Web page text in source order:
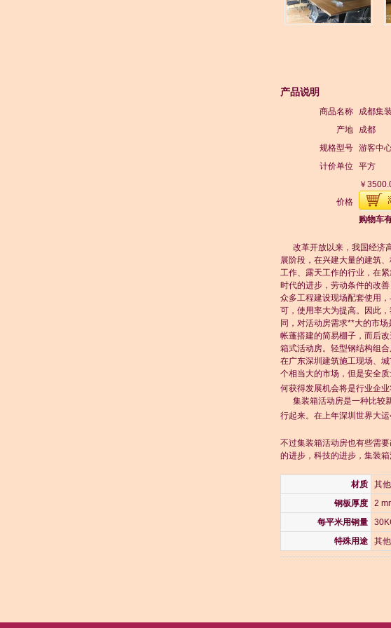
产品说明
商品名称
成都集
产地
成都
规格型号 游客中
计价单位
平方
价格
￥
购物车
改革开放以来，我国经济
展阶段，在兴建大量的建筑
工作、露天工作的行业，在
时代的进步，劳动条件的改
众多工程建设现场配套使用
可，使用率大为提高。因此
同，对活动房需求**大的市
帐蓬搭建的简易棚子，而后
箱式活动房。轻型钢结构组
在广东深圳建筑施工现场、
个相当大的市场，但是安全
何获得发展机会将是行业企业
集装箱活动房是一种比较
行起来。在上年深圳世界大
不过集装箱活动房也有些需
的进步，科技的进步，集装
材质 其他
钢板厚度
2
每平米用钢量
特殊用途
其他